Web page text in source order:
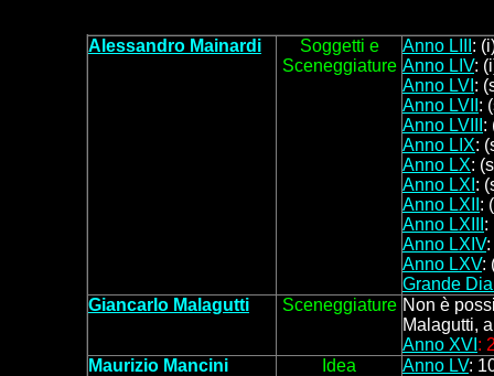
Alessandro Mainardi Soggetti e
Sceneggiature
Anno LIII :
Anno LIV:
Anno LVI :
Anno LVII :
Anno LVIII :
Anno LIX:
Anno LX:
Anno LXI :
Anno LXII :
Anno LXIII :
Anno LXIV:
Anno LXV:
Grande
Giancarlo Malagutti
Sceneggiature Non è
Malagutti,
Anno XVI :
Maurizio Mancini
Idea Anno LV: